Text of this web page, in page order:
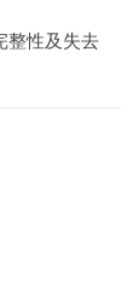
整性及失去